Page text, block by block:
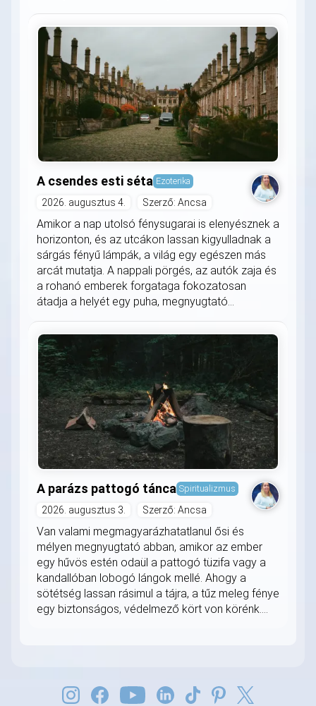
A csendes esti séta Ezoterika
2026. augusztus 4. Szerző: Ancsa
Amikor a nap utolsó fénysugarai is elenyésznek a
horizonton, és az utcákon lassan kigyulladnak a
sárgás fényű lámpák, a világ egy egészen más
arcát mutatja. A nappali pörgés, az autók zaja és
a rohanó emberek forgataga fokozatosan
átadja a helyét egy puha, megnyugtató...
A parázs pattogó tánca Spiritualizmus
2026. augusztus 3. Szerző: Ancsa
Van valami megmagyarázhatatlanul ősi és
mélyen megnyugtató abban, amikor az ember
egy hűvös estén odaül a pattogó tüzifa vagy a
kandallóban lobogó lángok mellé. Ahogy a
sötétség lassan rásimul a tájra, a tűz meleg fénye
egy biztonságos, védelmező kört von körénk....